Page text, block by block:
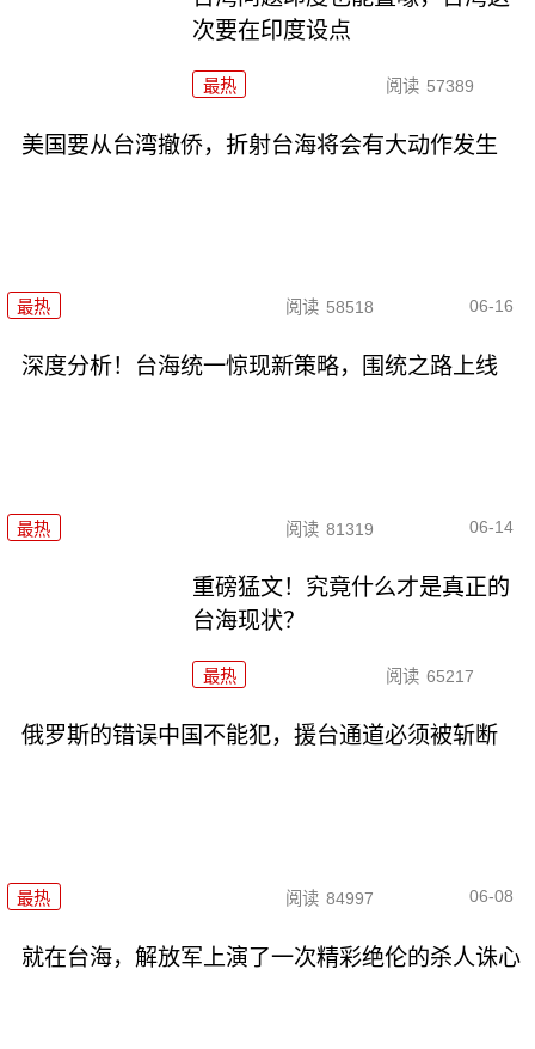
次要在印度设点
最热 阅读 57389
美国要从台湾撤侨，折射台海将会有大动作发生
最热 阅读 58518 06-16
深度分析！台海统一惊现新策略，围统之路上线
最热 阅读 81319 06-14
重磅猛文！究竟什么才是真正的
台海现状？
最热 阅读 65217
俄罗斯的错误中国不能犯，援台通道必须被斩断
最热 阅读 84997 06-08
就在台海，解放军上演了一次精彩绝伦的杀人诛心